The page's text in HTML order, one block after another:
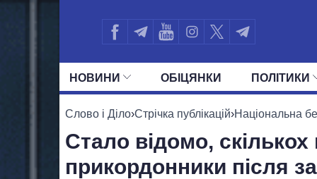
НОВИНИ ОБIЦЯНКИ ПОЛIТИКИ
УСІ ПОЛІТИКИ ПРЕЗИДЕНТ І
Слово і Діло›Стрічка публікацій›Національна
Стало відомо,
прикордонники після